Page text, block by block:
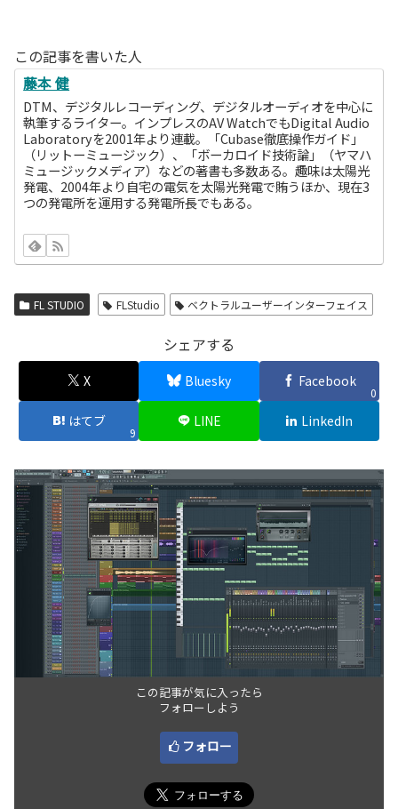
この記事を書いた人
藤本 健
DTM、デジタルレコーディング、デジタルオーディオを中心に
執筆するライター。インプレスのAV WatchでもDigital Audio
Laboratoryを2001年より連載。「Cubase徹底操作ガイド」
（リットーミュージック）、「ボーカロイド技術論」（ヤマハ
ミュージックメディア）などの著書も多数ある。趣味は太陽光
発電、2004年より自宅の電気を太陽光発電で賄うほか、現在3
つの発電所を運用する発電所長でもある。
FL STUDIO FLStudio ベクトラルユーザーインターフェイス
シェアする
X Bluesky Facebook
0
はてブ
9
LINE LinkedIn
この記事が気に入ったら
フォローしよう
フォロー